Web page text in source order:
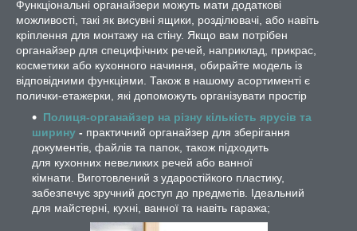
Функціональні органайзери можуть мати додаткові
можливості, такі як висувні ящики, розділювачі, або навіть
кріплення для монтажу на стіну. Якщо вам потрібен
органайзер для специфічних речей, наприклад, прикрас,
косметики або кухонного начиння, обирайте модель із
відповідними функціями. Також в нашому асортименті є
полички-етажерки, які допоможуть організувати простір
Полиця-органайзер на різну кількість ярусів та
ширину - практичний органайзер для зберігання
документів, файлів та папок, також підходить
для кухонних невеликих речей або ванної
кімнати. Виготовлений з ударостійкого пластику,
забезпечує зручний доступ до предметів. Ідеальний
для майстерні, кухні, ванної та навіть гаража;